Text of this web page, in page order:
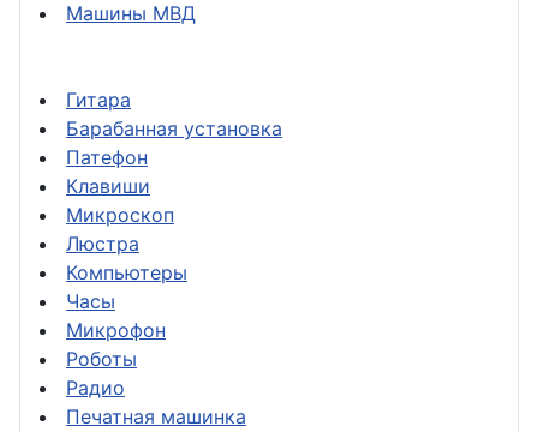
Машины МВД
Гитара
Барабанная установка
Патефон
Клавиши
Микроскоп
Люстра
Компьютеры
Часы
Микрофон
Роботы
Радио
Печатная машинка